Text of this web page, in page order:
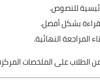
للنصوص.
بشكل أفضل.
المراجعة النهائية.
على الملخصات المركزة